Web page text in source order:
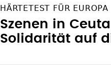
HÄRTETEST FÜR EUROPA
Szenen in
Solidarität auf